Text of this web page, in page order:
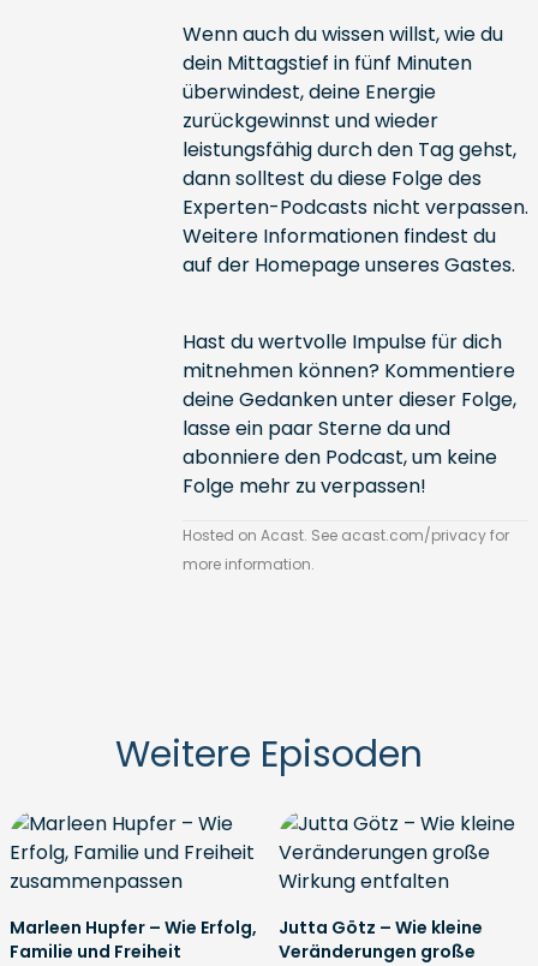
Wenn auch du wissen willst, wie du
dein Mittagstief in fünf Minuten
überwindest, deine Energie
zurückgewinnst und wieder
leistungsfähig durch den Tag gehst,
dann solltest du diese Folge des
Experten-Podcasts nicht verpassen.
Weitere Informationen findest du
auf derHomepage unseres Gastes.
Hast du wertvolle Impulse für dich
mitnehmen können? Kommentiere
deine Gedanken unter dieser Folge,
lasse ein paar Sterne da und
abonniere den Podcast, um keine
Folge mehr zu verpassen!
Hosted on Acast. See acast.com/privacyfor
more information.
Weitere Episoden
Marleen Hupfer – Wie Erfolg,
Familie und Freiheit
Jutta Götz – Wie kleine
Veränderungen große